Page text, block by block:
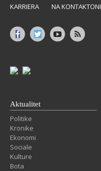
KARRIERA NA KONTAKTONI
Aktualitet
Politike
Kronike
Ekonomi
Sociale
Kulture
Bota